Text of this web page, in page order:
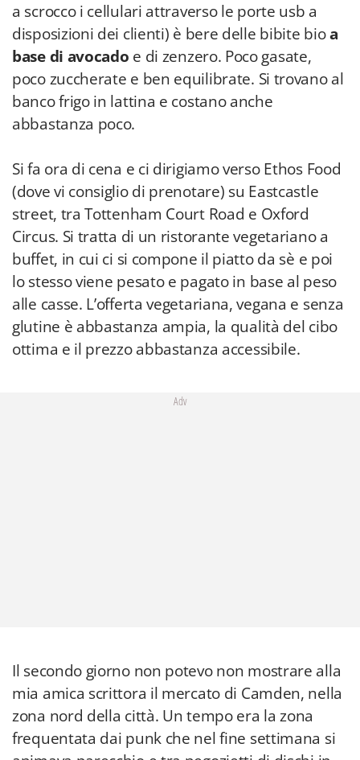
a scrocco i cellulari attraverso le porte usb a
disposizioni dei clienti) è bere delle bibite bioa
base di avocado e di zenzero. Poco gasate,
poco zuccherate e ben equilibrate. Si trovano al
banco frigo in lattina e costano anche
abbastanza poco.
Si fa ora di cena e ci dirigiamo verso Ethos Food
(dove vi consiglio di prenotare) su Eastcastle
street, tra Tottenham Court Road e Oxford
Circus. Si tratta di un ristorante vegetariano a
buffet, in cui ci si compone il piatto da sè e poi
lo stesso viene pesato e pagato in base al peso
alle casse. L’offerta vegetariana, vegana e senza
glutine è abbastanza ampia, la qualità del cibo
ottima e il prezzo abbastanza accessibile.
Adv
Il secondo giorno non potevo non mostrare alla
mia amica scrittora il mercato di Camden, nella
zona nord della città. Un tempo era la zona
frequentata dai punk che nel fine settimana si